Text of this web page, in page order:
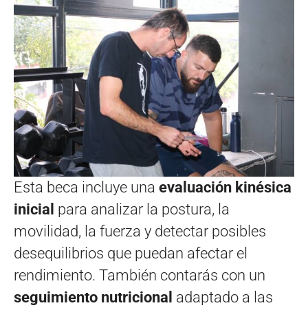
Esta beca incluye una evaluación kinésica
inicial para analizar la postura, la
movilidad, la fuerza y detectar posibles
desequilibrios que puedan afectar el
rendimiento. También contarás con un
seguimiento nutricional adaptado a las